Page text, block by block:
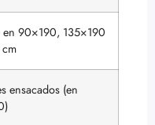
90×190, 135×190
ensacados (en